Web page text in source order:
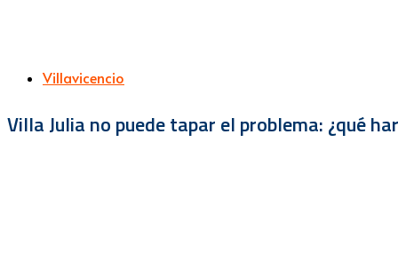
Villavicencio
Villa Julia no puede tapar el problema: ¿qué